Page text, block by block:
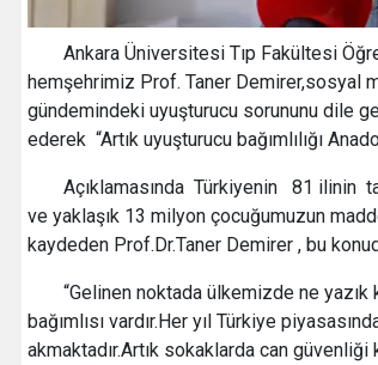
Ankara Üniversitesi Tıp Fakültesi
hemşehrimiz Prof. Taner Demirer,sosyal
gündemindeki uyuşturucu sorununu dile
ederek “Artık uyuşturucu bağımlılığı
Açıklamasında Türkiyenin 81 ilinin
ve yaklaşık 13 milyon çocuğumuzun
kaydeden Prof.Dr.Taner Demirer , bu
“Gelinen noktada ülkemizde ne
bağımlısı vardır.Her yıl Türkiye
akmaktadır.Artık sokaklarda can güvenliği